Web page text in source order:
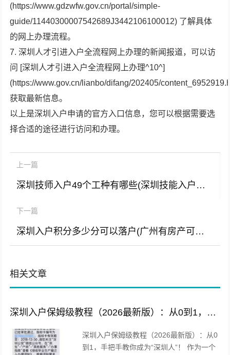
(https://www.gdzwfw.gov.cn/portal/simple-
guide/11440300007542689J3442106100012) 了解具体
的网上办理流程。
7. 深圳人才引进入户全流程网上办理的新闻报道，可以访
问 [深圳人才引进入户全流程网上办理^10^]
(https://www.gov.cn/lianbo/difang/202405/
获取最新信息。
以上是深圳入户申请的官方入口信息，您可以根据需要选
择合适的途径进行访问和办理。
上一篇
深圳技师入户49个工种有哪些(深圳技能入户工种目录)
下一篇
深圳入户积分多少分可以落户(广州有房产可以落户吗)
相关文章
深圳入户保姆级教程（2026最新版）：从0到1，手把手教你成为“深圳人”！
深圳入户保姆级教程（2026最新版）：从0
到1，手把手教你成为“深圳人”！ 作为一个